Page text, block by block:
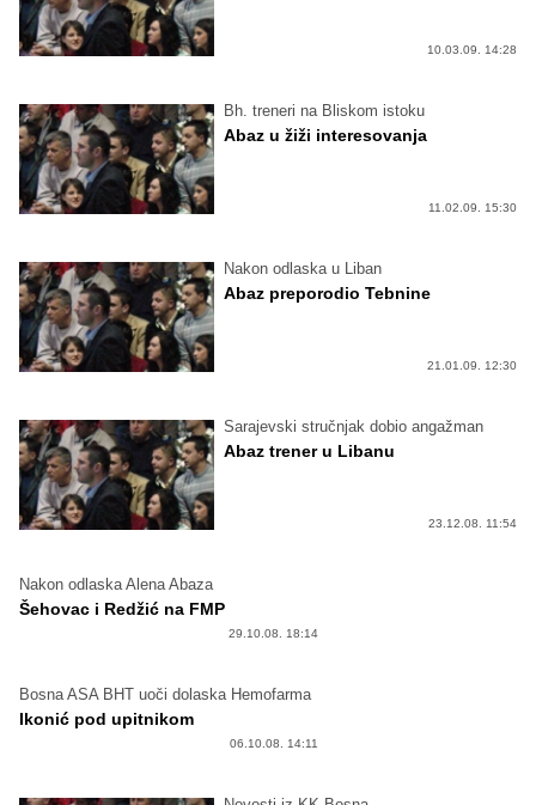
10.03.09. 14:28
Bh. treneri na Bliskom istoku
Abaz u žiži interesovanja
11.02.09. 15:30
Nakon odlaska u Liban
Abaz preporodio Tebnine
21.01.09. 12:30
Sarajevski stručnjak dobio angažman
Abaz trener u Libanu
23.12.08. 11:54
Nakon odlaska Alena Abaza
Šehovac i Redžić na FMP
29.10.08. 18:14
Bosna ASA BHT uoči dolaska Hemofarma
Ikonić pod upitnikom
06.10.08. 14:11